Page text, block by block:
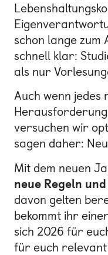
schon lange zum
schnell klar:
als nur
Auch wenn jedes
versuchen wir
sagen daher:
Mit dem neuen
neue Regeln
davon gelten
bekommt ihr
sich 2026 für
für euch relevant